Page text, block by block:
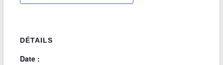
DÉTAILS
Date :